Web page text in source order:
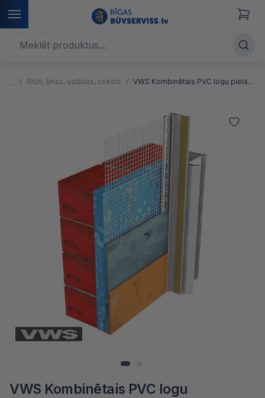
Stūri, šinas, vadulas, cokols VWS Kombinētais PVC logu pielaiduma profils ar sietu
VWS Kombinētais PVC logu